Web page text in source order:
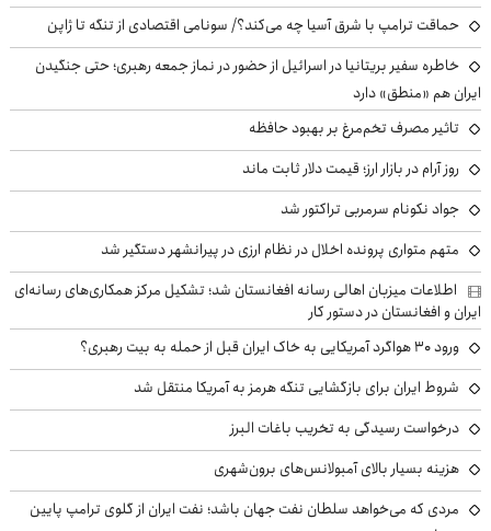
حماقت ترامپ با شرق آسیا چه می‌کند؟/ سونامی اقتصادی از تنگه تا ژاپن
خاطره سفیر بریتانیا در اسرائیل از حضور در نماز جمعه رهبری؛ حتی جنگیدن
ایران هم «منطق» دارد
تاثیر مصرف تخم‌مرغ بر بهبود حافظه
روز آرام در بازار ارز؛ قیمت دلار ثابت ماند
جواد نکونام سرمربی تراکتور شد
متهم متواری پرونده اخلال در نظام ارزی در پیرانشهر دستگیر شد
اطلاعات میزبان اهالی رسانه افغانستان شد؛ تشکیل مرکز همکاری‌های رسانه‌ای
ایران و افغانستان در دستور کار
ورود ۳۰ هواگرد آمریکایی به خاک ایران قبل از حمله به بیت رهبری؟
شروط ایران برای بازگشایی تنگه هرمز به آمریکا منتقل شد
درخواست رسیدگی به تخریب باغات البرز
هزینه بسیار بالای آمبولانس‌های برون‌شهری
مردی که می‌خواهد سلطان نفت جهان باشد؛ نفت ایران از گلوی ترامپ پایین